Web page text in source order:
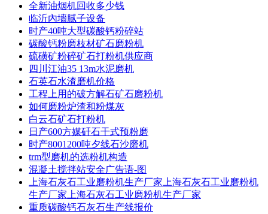
全新油烟机回收多少钱
临沂內墻腻子设备
时产40吨大型碳酸钙粉碎站
碳酸钙粉磨枝材矿石磨粉机
硫磺矿粉碎矿石打粉机供应商
四川江油35 13m水泥磨机
石英石水渣磨机价格
工程上用的破方解石矿石磨粉机
如何磨粉炉渣和粉煤灰
白云石矿石打粉机
日产600方媒矸石干式预粉磨
时产8001200吨夕线石沙磨机
trm型磨机的选粉机构造
混凝土搅拌站安全广告语-图
上海石灰石工业磨粉机生产厂家上海石灰石工业磨粉机
生产厂家上海石灰石工业磨粉机生产厂家
重质碳酸钙石灰石生产线报价